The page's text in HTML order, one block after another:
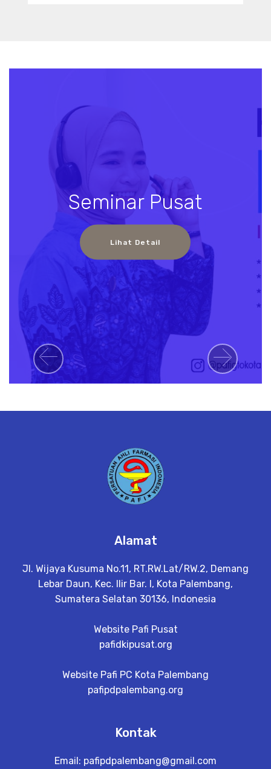
Seminar Pusat
Lihat Detail
Previous Next
Alamat
Jl. Wijaya Kusuma No.11, RT.RW.Lat/RW.2, Demang
Lebar Daun, Kec. Ilir Bar. I, Kota Palembang,
Sumatera Selatan 30136, Indonesia
Website Pafi Pusat
pafidkipusat.org
Website Pafi PC Kota Palembang
pafipdpalembang.org
Kontak
Email: pafipdpalembang@gmail.com